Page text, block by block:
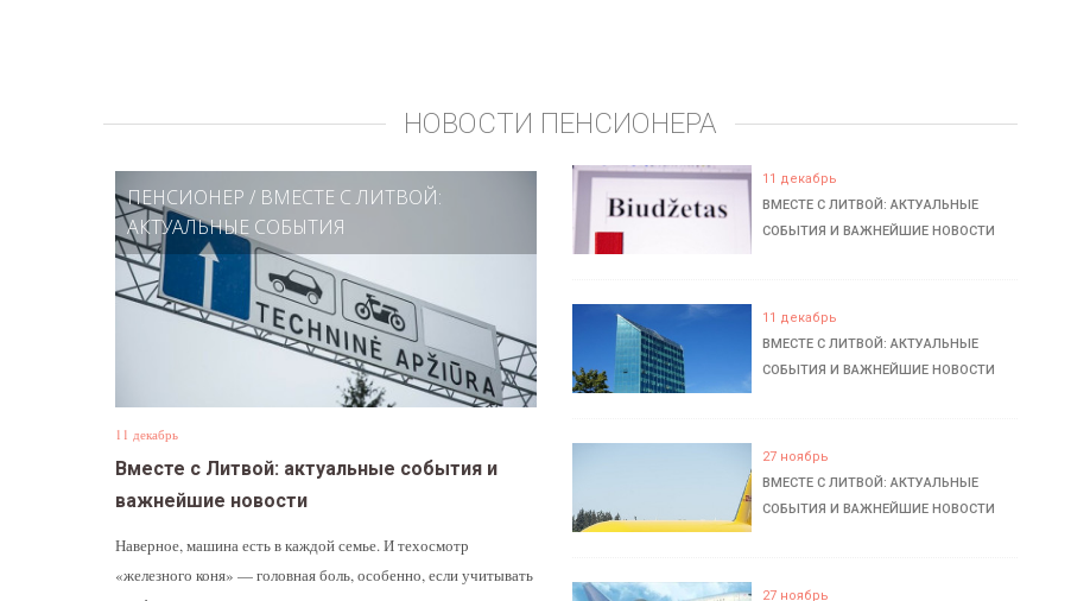
НОВОСТИ ПЕНСИОНЕРА
ПЕНСИОНЕР / ВМЕСТЕ С ЛИТВОЙ:
АКТУАЛЬНЫЕ СОБЫТИЯ
11 декабрь
Вместе с Литвой: актуальные события и
важнейшие новости
Наверное, машина есть в каждой семье. И техосмотр
«железного коня» — головная боль, особенно, если учитывать
11 декабрь
ВМЕСТЕ С ЛИТВОЙ: АКТУАЛЬНЫЕ
СОБЫТИЯ И ВАЖНЕЙШИЕ НОВОСТИ
11 декабрь
ВМЕСТЕ С ЛИТВОЙ: АКТУАЛЬНЫЕ
СОБЫТИЯ И ВАЖНЕЙШИЕ НОВОСТИ
27 ноябрь
ВМЕСТЕ С ЛИТВОЙ: АКТУАЛЬНЫЕ
СОБЫТИЯ И ВАЖНЕЙШИЕ НОВОСТИ
27 ноябрь